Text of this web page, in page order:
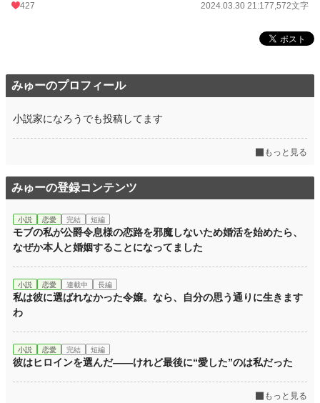
427 2024.03.30 21:177,572文字
みゅーのプロフィール
小説家になろうでも投稿してます
もっと見る
みゅーの登録コンテンツ
小説 恋愛 完結 短編
モブの私が公爵令息様の恋路を邪魔しないため婚活を始めたら、
なぜか本人と婚姻することになってました
小説 恋愛 連載中 長編
私は彼に選ばれなかった令嬢。なら、自分の思う通りに生きます
わ
小説 恋愛 完結 短編
彼はヒロインを選んだ——けれど最後に“愛した”のは私だった
もっと見る